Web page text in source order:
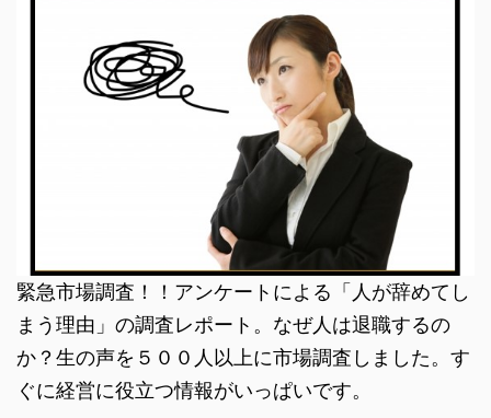
緊急市場調査！！アンケートによる「人が辞めてし
まう理由」の調査レポート。なぜ人は退職するの
か？生の声を５００人以上に市場調査しました。す
ぐに経営に役立つ情報がいっぱいです。